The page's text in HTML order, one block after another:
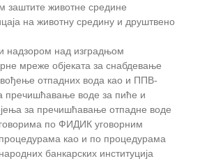
заштите животне средине
на животну средину и друштвено
надзором над изградњом
мреже објеката за снабдевање
отпадних вода као и ППВ-
пречишћавање воде за пиће и
за пречишћавање отпадне воде
по ФИДИК уговорним
као и по процедурама
банкарских институција